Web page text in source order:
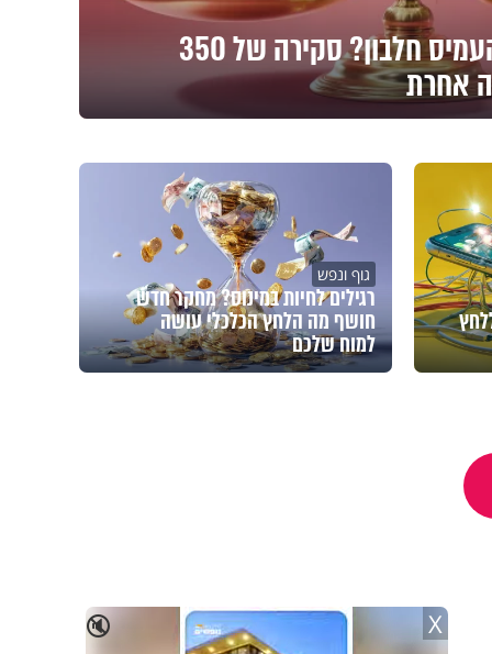
ברשתות ממליצים להעמיס חלבון? סקירה של 350
אחרת
גוף ונפש
רגילים לחיות במינוס? מחקר חדש
חושף מה הלחץ הכלכלי עושה
למוח שלכם
🔇 X